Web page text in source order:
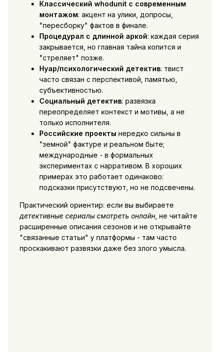
Классический whodunit с современным
монтажом: акцент на улики, допросы,
"пересборку" фактов в финале.
Процедурал с длинной аркой: каждая серия
закрывается, но главная тайна копится и
"стреляет" позже.
Нуар/психологический детектив: твист
часто связан с перспективой, памятью,
субъективностью.
Социальный детектив: развязка
переопределяет контекст и мотивы, а не
только исполнителя.
Российские проекты нередко сильны в
"земной" фактуре и реальном быте;
международные - в формальных
экспериментах с нарративом. В хороших
примерах это работает одинаково:
подсказки присутствуют, но не подсвечены.
Практический ориентир: если вы выбираете
детективные сериалы смотреть онлайн, не читайте
расширенные описания сезонов и не открывайте
"связанные статьи" у платформы - там часто
проскакивают развязки даже без злого умысла.